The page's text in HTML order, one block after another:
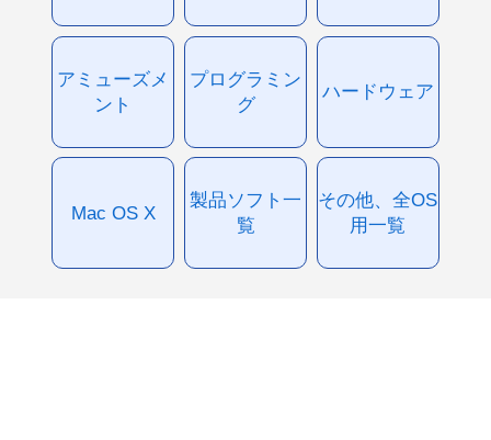
アミューズメ
ント
プログラミン
グ
ハードウェア
Mac OS X
製品ソフト一
覧
その他、全OS
用一覧